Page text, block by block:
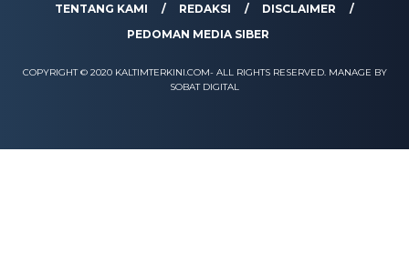
TENTANG KAMI REDAKSI
DISCLAIMER
PEDOMAN MEDIA SIBER
COPYRIGHT © 2020 KALTIMTERKINI.COM- ALL RIGHTS RESERVED. MANAGE BY
SOBAT DIGITAL